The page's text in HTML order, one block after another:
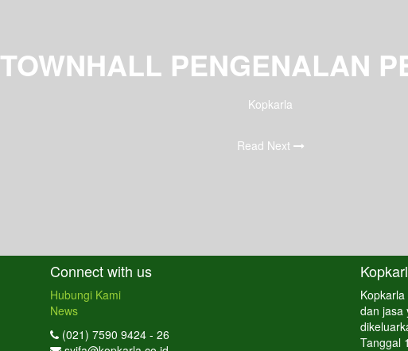
TOWNHALL PENGENALAN
Kopkarla
Read Next
Connect with us
Hubungi Kami
News
(021) 7590 9424 - 26
dan jasa
Tanggal